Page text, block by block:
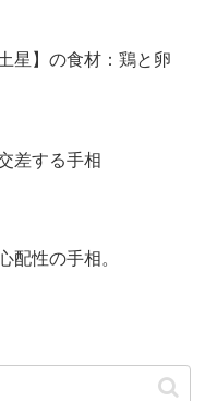
星】の食材：鶏と卵
差する手相
配性の手相。